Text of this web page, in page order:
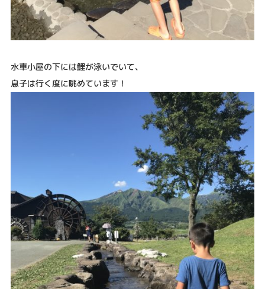
水車小屋の下には鯉が泳いでいて、
息子は行く度に眺めています！